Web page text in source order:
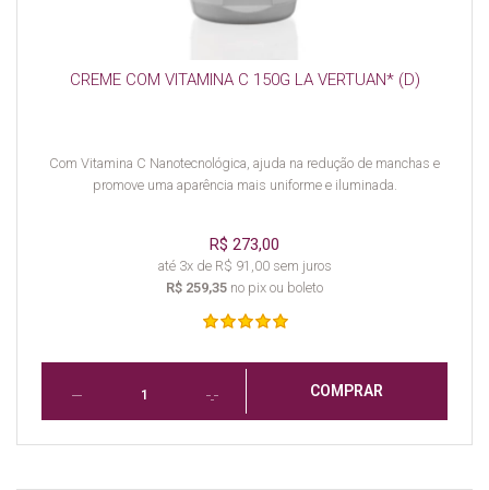
CREME COM VITAMINA C 150G LA VERTUAN* (D)
Com Vitamina C Nanotecnológica, ajuda na redução de manchas e
promove uma aparência mais uniforme e iluminada.
R$ 273,00
até 3x de R$ 91,00 sem juros
R$ 259,35 no pix ou boleto
COMPRAR